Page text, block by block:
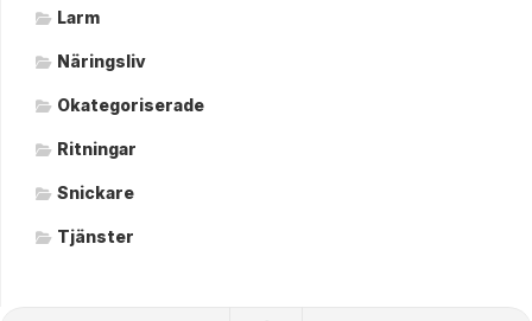
Larm
Näringsliv
Okategoriserade
Ritningar
Snickare
Tjänster